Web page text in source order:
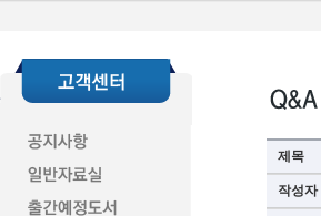
제목
작성자